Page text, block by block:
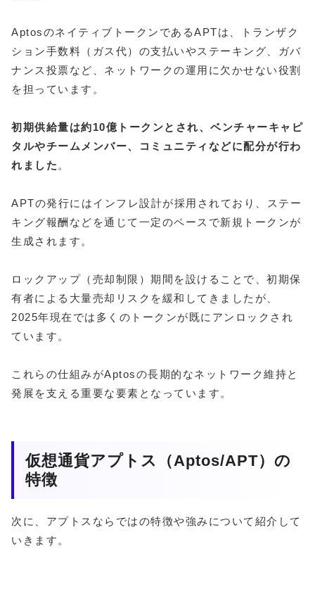
AptosのネイティブトークンであるAPTは、トランザク
ション手数料（ガス代）の支払いやステーキング、ガバ
ナンス投票など、ネットワークの運用に欠かせない役割
を担っています。
初期供給量は約10億トークンとされ、ベンチャーキャピ
タルやチームメンバー、コミュニティなどに配分が行わ
れました 。
APTの発行にはインフレ設計が採用されており、ステー
キング報酬などを通じて一定のペースで新規トークンが
生成されます。
ロックアップ（売却制限）期間を設けることで、初期保
有者による大量売却リスクを緩和してきましたが、
2025年現在では多くのトークンが既にアンロックされ
ています。
これらの仕組みがAptosの長期的なネットワーク維持と
発展を支える重要な要素となっています。
仮想通貨アプトス（Aptos/APT）の
特徴
次に、アプトスならではの特徴や強みについて紹介して
いきます。